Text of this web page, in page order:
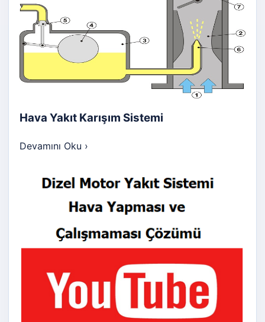
Hava Yakıt Karışım Sistemi
Devamını Oku ›